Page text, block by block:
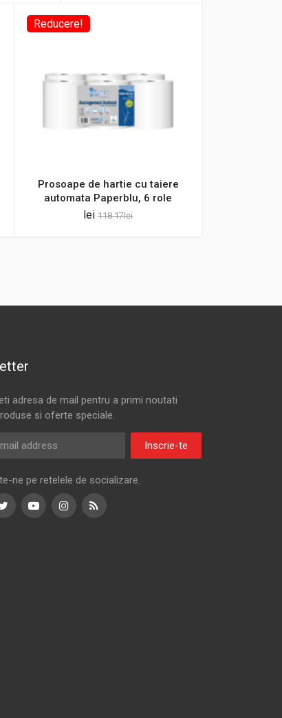
Reducere!
Prosoape de hartie cu taiere
automata Paperblu, 6 role
lei 118.17lei
adresa de mail pentru a primi noutati
si oferte speciale.
Inscrie-te
ne pe retelele de socializare.
TwitterYoutubeInstagram
RSS